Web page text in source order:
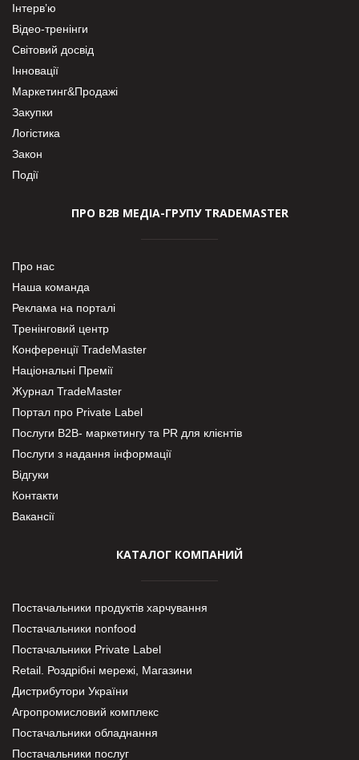
Інтерв’ю
Відео-тренінги
Світовий досвід
Інновації
Маркетинг&Продажі
Закупки
Логістика
Закон
Події
ПРО В2В МЕДІА-ГРУПУ TRADEMASTER
Про нас
Наша команда
Реклама на порталі
Тренінговий центр
Конференції TradeMaster
Національні Премії
Журнал TradeMaster
Портал про Private Label
Послуги В2В- маркетингу та PR для клієнтів
Послуги з надання інформації
Відгуки
Контакти
Вакансії
КАТАЛОГ КОМПАНИЙ
Постачальники продуктів харчування
Постачальники nonfood
Постачальники Private Label
Retail. Роздрібні мережі, Магазини
Дистрибутори України
Агропромисловий комплекс
Постачальники обладнання
Постачальники послуг